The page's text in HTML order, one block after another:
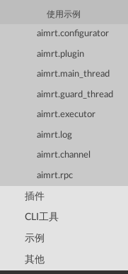
使用示例
aimrt.configurator
aimrt.plugin
aimrt.main_thread
aimrt.guard_thread
aimrt.executor
aimrt.log
aimrt.channel
aimrt.rpc
插件
CLI工具
示例
其他